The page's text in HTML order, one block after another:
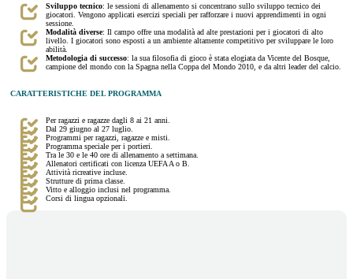
Sviluppo tecnico: le sessioni di allenamento si concentrano sullo sviluppo tecnico dei
giocatori. Vengono applicati esercizi speciali per rafforzare i nuovi apprendimenti in ogni
sessione.
Modalità diverse: Il campo offre una modalità ad alte prestazioni per i giocatori di alto
livello. I giocatori sono esposti a un ambiente altamente competitivo per sviluppare le loro
abilità.
Metodologia di successo: la sua filosofia di gioco è stata elogiata da Vicente del Bosque,
campione del mondo con la Spagna nella Coppa del Mondo 2010, e da altri leader del calcio.
CARATTERISTICHE DEL PROGRAMMA
Per ragazzi e ragazze dagli 8 ai 21 anni.
Dal 29 giugno al 27 luglio.
Programmi per ragazzi, ragazze e misti.
Programma speciale per i portieri.
Tra le 30 e le 40 ore di allenamento a settimana.
Allenatori certificati con licenza UEFA A o B.
Attività ricreative incluse.
Strutture di prima classe.
Vitto e alloggio inclusi nel programma.
Corsi di lingua opzionali.